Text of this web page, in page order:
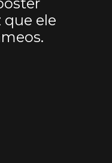
que ele